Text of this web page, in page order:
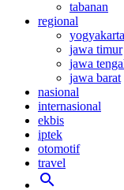
tabanan
regional
yogyakarta
jawa timur
jawa
jawa barat
nasional
internasional
ekbis
iptek
otomotif
travel
search